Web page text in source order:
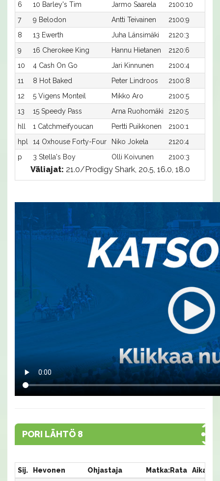
6
10 Barley's Tim Jarmo Saarela 2100:10
7
9 Belodon Antti Teivainen 2100:9
8
13 Ewerth Juha Länsimäki 2120:3
9
16 Cherokee King Hannu Hietanen 2120:6
10
4 Cash On Go Jari Kinnunen 2100:4
11
8 Hot Baked Peter Lindroos 2100:8
12
5 Vigens Monteil Mikko Aro 2100:5
13
15 Speedy Pass Arna Ruohomäki 2120:5
hll
1 Catchmeifyoucan Pertti Puikkonen 2100:1
hpl
14 Oxhouse Forty-Four Niko Jokela 2120:4
p
3 Stella's Boy Olli Koivunen 2100:3
Väliajat: 21.0/Prodigy Shark, 20.5, 16.0, 18.0
PORI LÄHTÖ 8
Sij. Hevonen Ohjastaja Matka:Rata Aika